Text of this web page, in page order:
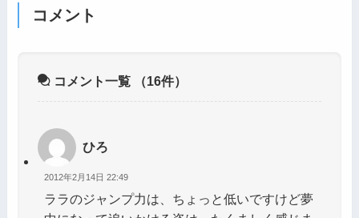
コメント
コメント一覧 （16件）
ひろ
2012年2月14日 22:49
ララのジャンプ力は、ちょっと低いですけど夢